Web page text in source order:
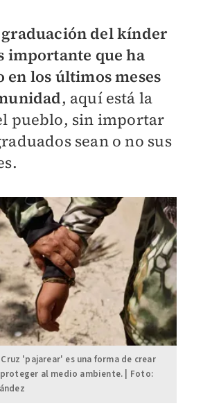
del kínder
importante que ha
en los últimos meses
, aquí está la
pueblo, sin importar
sean o no sus
'pajarear' es una forma de crear
al medio ambiente. | Foto: